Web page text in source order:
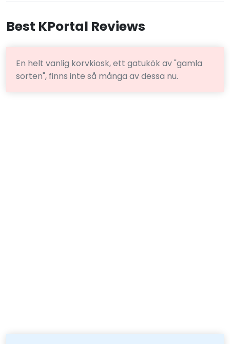
Best KPortal Reviews
En helt vanlig korvkiosk, ett gatukök av "gamla
sorten", finns inte så många av dessa nu.